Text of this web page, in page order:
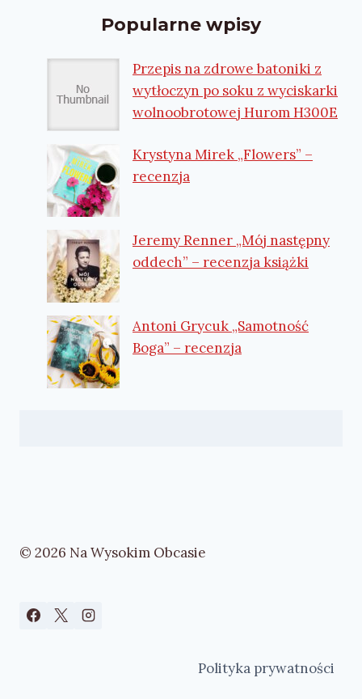
Popularne wpisy
Przepis na zdrowe batoniki z
wytłoczyn po soku z wyciskarki
wolnoobrotowej Hurom H300E
Krystyna Mirek „Flowers” –
recenzja
Jeremy Renner „Mój następny
oddech” – recenzja książki
Antoni Grycuk „Samotność
Boga” – recenzja
© 2026 Na Wysokim Obcasie
Polityka prywatności